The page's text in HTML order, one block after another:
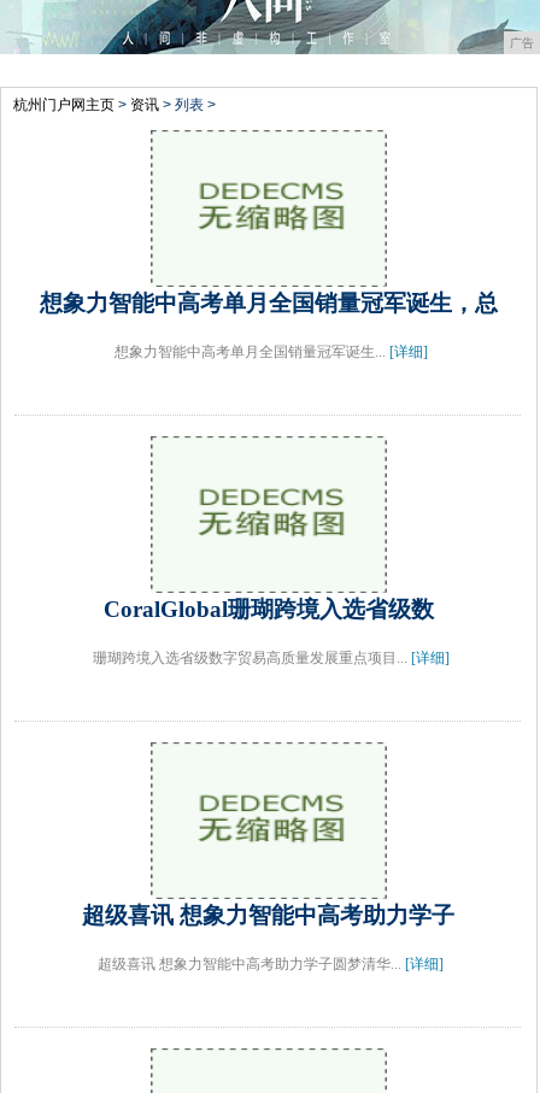
广告
杭州门户网主页 > 资讯 > 列表 >
想象力智能中高考单月全国销量冠军诞生，总
想象力智能中高考单月全国销量冠军诞生... [详细]
CoralGlobal珊瑚跨境入选省级数
珊瑚跨境入选省级数字贸易高质量发展重点项目... [详细]
超级喜讯 想象力智能中高考助力学子
超级喜讯 想象力智能中高考助力学子圆梦清华... [详细]